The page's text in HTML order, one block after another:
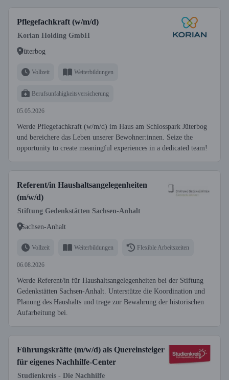
Pflegefachkraft (w/m/d)
Korian Holding GmbH
Jüterbog
Vollzeit Weiterbildungen
Berufsunfähigkeitsversicherung
05.05.2026
Werde Pflegefachkraft (w/m/d) im Haus am Schlosspark Jüterbog
und bereichere das Leben unserer Bewohner:innen. Seize the
opportunity to create meaningful experiences in a dedicated team!
Referent/in Haushaltsangelegenheiten
(m/w/d)
Stiftung Gedenkstätten Sachsen-Anhalt
Sachsen-Anhalt
Vollzeit Weiterbildungen Flexible Arbeitszeiten
06.08.2026
Werde Referent/in für Haushaltsangelegenheiten bei der Stiftung
Gedenkstätten Sachsen-Anhalt. Unterstütze die Koordination und
Planung des Haushalts und trage zur Bewahrung der historischen
Aufarbeitung bei.
Führungskräfte (m/w/d) als Quereinsteiger
für eigenes Nachhilfe-Center
Studienkreis - Die Nachhilfe